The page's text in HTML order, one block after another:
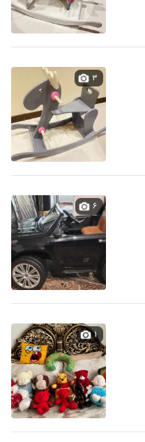
۳
۶
۱